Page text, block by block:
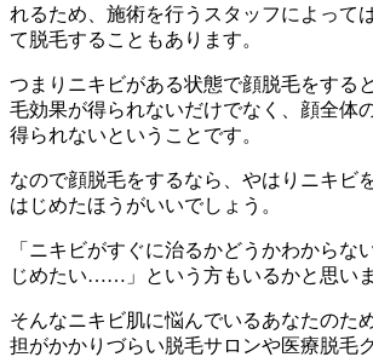
れるため、施術を行うスタッフによって
て脱毛することもあります。
つまりニキビがある状態で顔脱毛をする
毛効果が得られないだけでなく、 顔全体
得られないということです。
なので顔脱毛をするなら、やはりニキビ
はじめたほうがいいでしょう。
「ニキビがすぐに治るかどうかわからな
じめたい……」
という方もいるかと思い
そんなニキビ肌に悩んでいるあなたのた
担がかかりづらい脱毛サロンや医療脱毛